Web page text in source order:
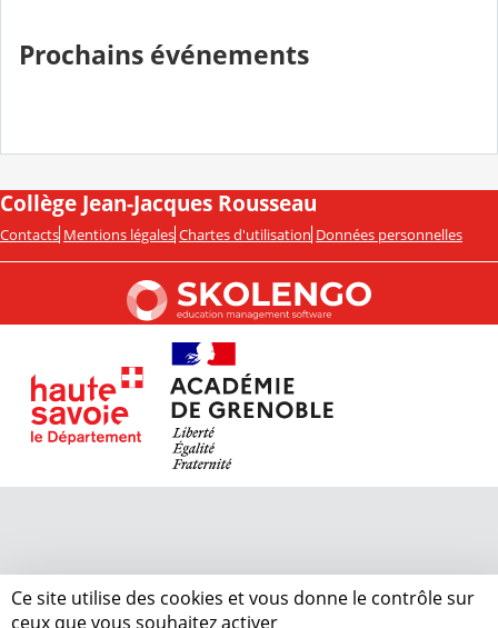
Prochains événements
Collège Jean-Jacques Rousseau
Contacts Mentions légales Chartes d'utilisation Données personnelles
Ce site utilise des cookies et vous donne le contrôle sur
ceux que vous souhaitez activer